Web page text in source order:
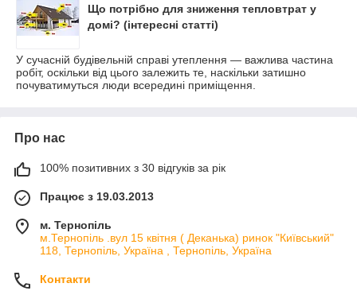
Що потрібно для зниження тепловтрат у
домі? (інтересні статті)
У сучасній будівельній справі утеплення — важлива частина
робіт, оскільки від цього залежить те, наскільки затишно
почуватимуться люди всередині приміщення.
Про нас
100% позитивних з 30 відгуків за рік
Працює з 19.03.2013
м. Тернопіль
м.Тернопіль .вул 15 квітня ( Деканька) ринок "Київський"
118, Тернопіль, Україна , Тернопіль, Україна
Контакти